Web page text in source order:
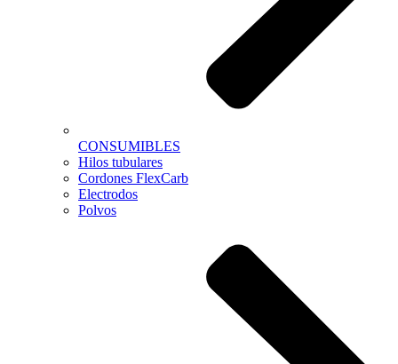
CONSUMIBLES
Hilos tubulares
Cordones FlexCarb
Electrodos
Polvos